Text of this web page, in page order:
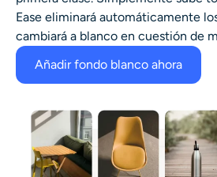
Ease eliminará automáticamente
cambiará a blanco en cuestión de
Añadir fondo blanco ahora